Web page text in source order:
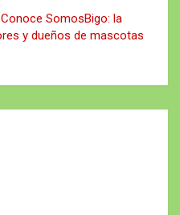
Conoce SomosBigo: la
y dueños de mascotas